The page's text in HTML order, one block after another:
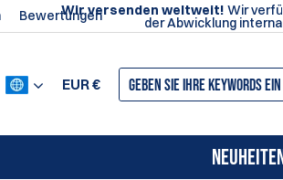
BewertungenWir versenden weltweit! Wir
der Abwicklung
EUR€